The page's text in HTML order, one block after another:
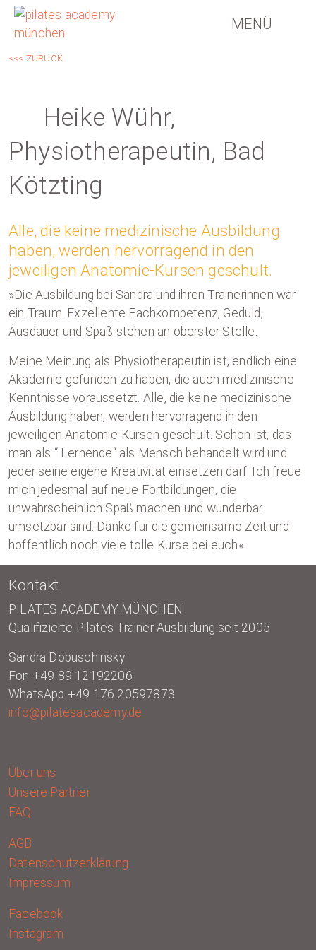
MENÜ
<<< ZURÜCK
Heike Wühr,
Physiotherapeutin, Bad
Kötzting
Alle, die keine medizinische Ausbildung
haben, werden hervorragend in den
jeweiligen Anatomie-Kursen geschult.
»Die Ausbildung bei Sandra und ihren Trainerinnen war
ein Traum. Exzellente Fachkompetenz, Geduld,
Ausdauer und Spaß stehen an oberster Stelle.
Meine Meinung als Physiotherapeutin ist, endlich eine
Akademie gefunden zu haben, die auch medizinische
Kenntnisse voraussetzt. Alle, die keine medizinische
Ausbildung haben, werden hervorragend in den
jeweiligen Anatomie-Kursen geschult. Schön ist, das
man als “ Lernende“ als Mensch behandelt wird und
jeder seine eigene Kreativität einsetzen darf. Ich freue
mich jedesmal auf neue Fortbildungen, die
unwahrscheinlich Spaß machen und wunderbar
umsetzbar sind. Danke für die gemeinsame Zeit und
hoffentlich noch viele tolle Kurse bei euch«
Kontakt
PILATES ACADEMY MÜNCHEN
Qualifizierte Pilates Trainer Ausbildung seit 2005
Sandra Dobuschinsky
Fon +49 89 12192206
WhatsApp +49 176 20597873
info@pilatesacademy.de
Über uns
Unsere Partner
FAQ
AGB
Datenschutzerklärung
Impressum
Facebook
Instagram